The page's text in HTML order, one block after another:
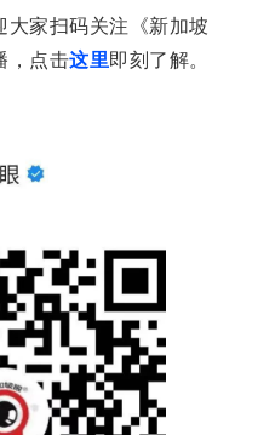
大家扫码关注《新加坡
，点击这里即刻了解。